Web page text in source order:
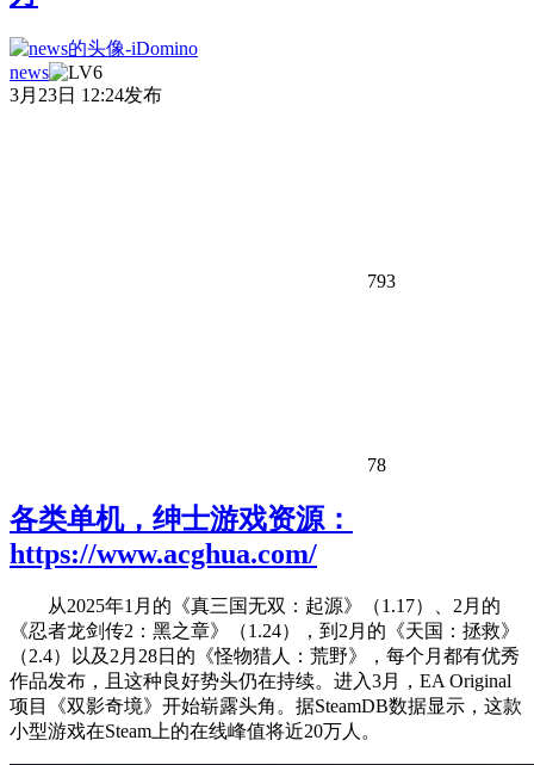
news
3月23日 12:24发布
793
78
各类单机，绅士游戏资源：
https://www.acghua.com/
从2025年1月的《真三国无双：起源》（1.17）、2月的
《忍者龙剑传2：黑之章》（1.24），到2月的《天国：拯救》
（2.4）以及2月28日的《怪物猎人：荒野》，每个月都有优秀
作品发布，且这种良好势头仍在持续。进入3月，EA Original
项目《双影奇境》开始崭露头角。据SteamDB数据显示，这款
小型游戏在Steam上的在线峰值将近20万人。